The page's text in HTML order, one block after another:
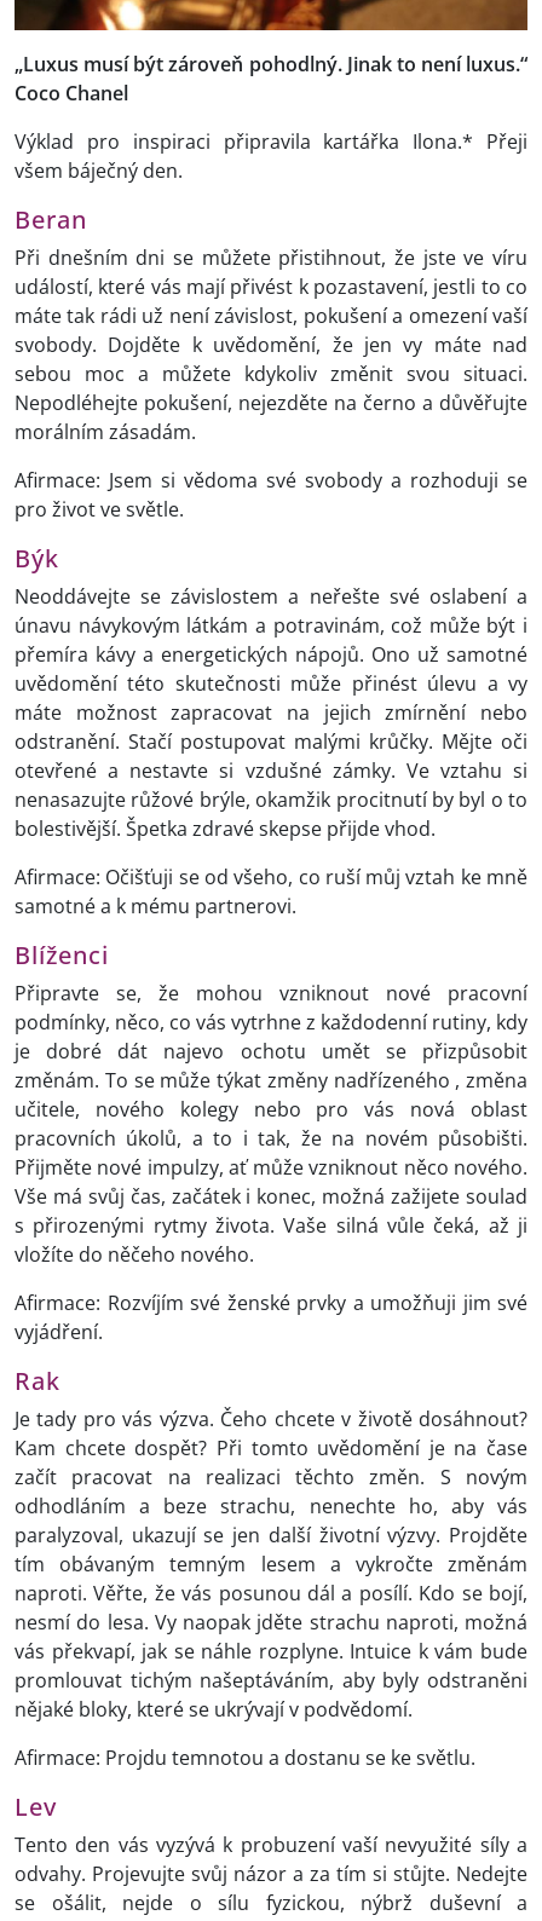
„Luxus musí být zároveň pohodlný. Jinak to není luxus.“
Coco Chanel
Výklad pro inspiraci připravila kartářka Ilona.* Přeji
všem báječný den.
Beran
Při dnešním dni se můžete přistihnout, že jste ve víru
událostí, které vás mají přivést k pozastavení, jestli to co
máte tak rádi už není závislost, pokušení a omezení vaší
svobody. Dojděte k uvědomění, že jen vy máte nad
sebou moc a můžete kdykoliv změnit svou situaci.
Nepodléhejte pokušení, nejezděte na černo a důvěřujte
morálním zásadám.
Afirmace: Jsem si vědoma své svobody a rozhoduji se
pro život ve světle.
Býk
Neoddávejte se závislostem a neřešte své oslabení a
únavu návykovým látkám a potravinám, což může být i
přemíra kávy a energetických nápojů. Ono už samotné
uvědomění této skutečnosti může přinést úlevu a vy
máte možnost zapracovat na jejich zmírnění nebo
odstranění. Stačí postupovat malými krůčky. Mějte oči
otevřené a nestavte si vzdušné zámky. Ve vztahu si
nenasazujte růžové brýle, okamžik procitnutí by byl o to
bolestivější. Špetka zdravé skepse přijde vhod.
Afirmace: Očišťuji se od všeho, co ruší můj vztah ke mně
samotné a k mému partnerovi.
Blíženci
Připravte se, že mohou vzniknout nové pracovní
podmínky, něco, co vás vytrhne z každodenní rutiny, kdy
je dobré dát najevo ochotu umět se přizpůsobit
změnám. To se může týkat změny nadřízeného , změna
učitele, nového kolegy nebo pro vás nová oblast
pracovních úkolů, a to i tak, že na novém působišti.
Přijměte nové impulzy, ať může vzniknout něco nového.
Vše má svůj čas, začátek i konec, možná zažijete soulad
s přirozenými rytmy života. Vaše silná vůle čeká, až ji
vložíte do něčeho nového.
Afirmace: Rozvíjím své ženské prvky a umožňuji jim své
vyjádření.
Rak
Je tady pro vás výzva. Čeho chcete v životě dosáhnout?
Kam chcete dospět? Při tomto uvědomění je na čase
začít pracovat na realizaci těchto změn. S novým
odhodláním a beze strachu, nenechte ho, aby vás
paralyzoval, ukazují se jen další životní výzvy. Projděte
tím obávaným temným lesem a vykročte změnám
naproti. Věřte, že vás posunou dál a posílí. Kdo se bojí,
nesmí do lesa. Vy naopak jděte strachu naproti, možná
vás překvapí, jak se náhle rozplyne. Intuice k vám bude
promlouvat tichým našeptáváním, aby byly odstraněni
nějaké bloky, které se ukrývají v podvědomí.
Afirmace: Projdu temnotou a dostanu se ke světlu.
Lev
Tento den vás vyzývá k probuzení vaší nevyužité síly a
odvahy. Projevujte svůj názor a za tím si stůjte. Nedejte
se ošálit, nejde o sílu fyzickou, nýbrž duševní a